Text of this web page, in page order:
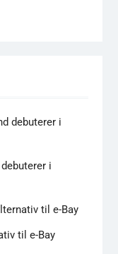
debuterer i
i
til e-Bay
til e-Bay